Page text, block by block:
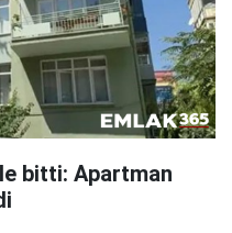
bitti: Apartman